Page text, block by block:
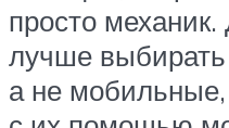
просто механик.
лучше
а не мобильные,